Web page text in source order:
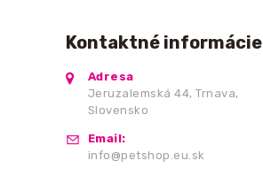
Kontaktné informácie
Adresa
Jeruzalemská 44, Trnava,
Slovensko
Email:
info@petshop.eu.sk